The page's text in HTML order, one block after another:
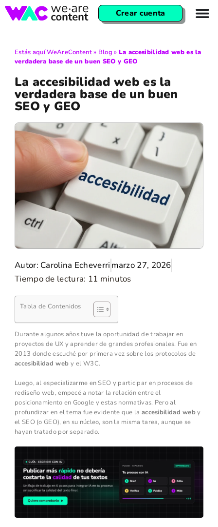
Crear cuenta
Estás aquíWeAreContent» Blog » La accesibilidad web es la
verdadera base de un buen SEO y GEO
La accesibilidad web es la
verdadera base de un buen
SEO y GEO
Autor: Carolina Echeverri marzo 27, 2026
Tiempo de lectura: 11 minutos
Tabla de Contenidos
Durante algunos años tuve la oportunidad de trabajar en
proyectos de UX y aprender de grandes profesionales. Fue en
2013 donde escuché por primera vez sobre los protocolos de
accesibilidad weby el W3C.
Luego, al especializarme en SEO y participar en procesos de
rediseño web, empecé a notar la relación entre el
posicionamiento en Google y estas normativas. Pero al
profundizar en el tema fue evidente que la accesibilidad weby
el SEO (o GEO), en su núcleo, son la misma tarea, aunque se
hayan tratado por separado.